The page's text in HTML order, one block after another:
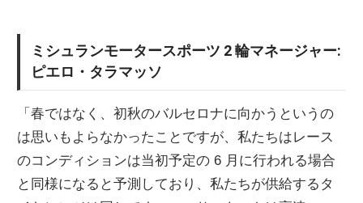
ミシュランモータースポーツ 2 輪マネージャー:
ピエロ・タラマッソ
「春ではなく、初秋のバルセロナに向かうというの
は思いもよらなかったことですが、私たちはレース
のコンディションは当初予定の 6 月に行われる場合
と同様になると予測しており、私たちが供給するタ